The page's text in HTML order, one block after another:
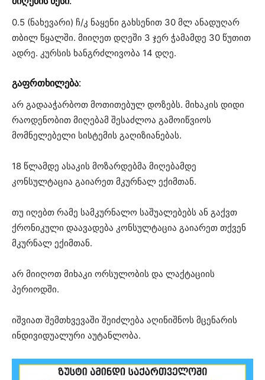
0.5 (ნახევარი) ჩ/კ ნაყენი გახსენით 30 მლ ანადუღარ
თბილ წყალში. მიიღეთ დღეში 3 ჯერ ჭამამდე 30 წუთით
ადრე. კურსის ხანგრძლივობა 14 დღე.
გაფრთხილება:
არ გადააჭარბოთ მოთითებულ დოზებს. მიხაკის დიდი
რაოდენობით მიღებამ შესაძლოა გამოიწვიოს
მომნელებელი სისტემის გაღიზიანებას.
18 წლამდე ასაკის მოზარდებმა მიღებამდე
კონსულტაცია გაიარეთ მკურნალ ექიმთან.
თუ იღებთ რამე სამკურნალო საშუალებებს ან გაქვთ
ქრონიკული დაავადება კონსულტაცია გაიარეთ თქვენ
მკურნალ ექიმთან.
არ მიიღოთ მიხაკი ორსულობის და ლაქტაციის
პერიოდში.
იშვიათ შემთხვევაში შეიძლება აღინიშნოს მცენარის
ინდივიდუალური აუტანლობა.